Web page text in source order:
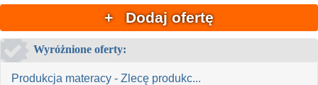
+ Dodaj ofertę
Wyróżnione oferty:
Produkcja materacy - Zlecę produkc...